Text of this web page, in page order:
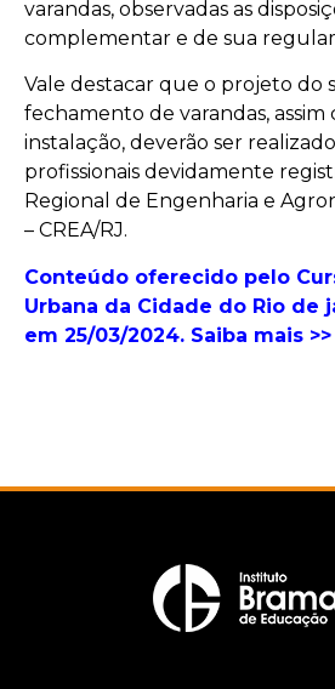
varandas, observadas as
complementar e de sua
Vale destacar que o projeto do
fechamento de varandas, assim
instalação, deverão ser
profissionais devidamente
Regional de Engenharia e
– CREA/RJ.
Conteúdo oferecido pelo
Urbana da Cidade do Rio de
em 25/03/2024. Saiba mais >>